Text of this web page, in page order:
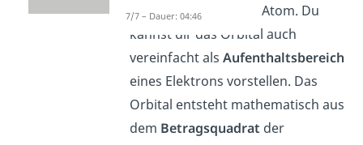
deiner Elektronen im Atom. Du
kannst dir das Orbital auch
vereinfacht als Aufenthaltsbereich
eines Elektrons vorstellen. Das
Orbital entsteht mathematisch aus
dem Betragsquadrat der
7/7 – Dauer: 04:46